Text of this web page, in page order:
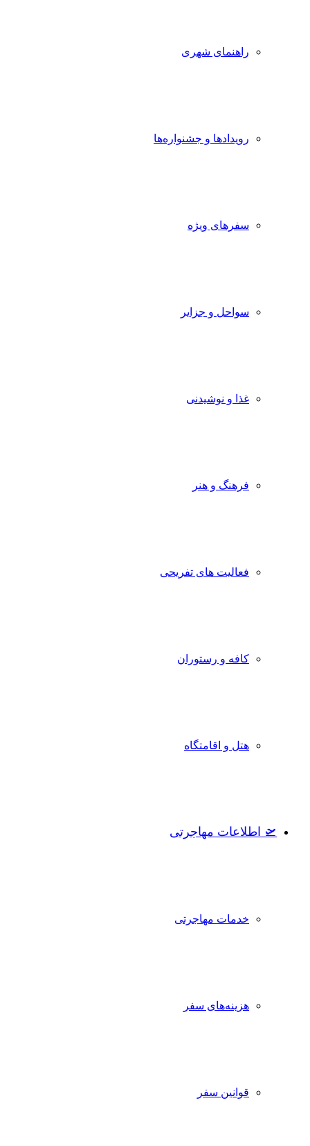
راهنمای شهری
رویدادها و جشنواره‌ها
سفرهای ویژه
سواحل و جزایر
غذا و نوشیدنی
فرهنگ و هنر
فعالیت های تفریحی
کافه و رستوران
هتل و اقامتگاه
🛫 اطلاعات مهاجرتی
خدمات مهاجرتی
هزینه‌های سفر
قوانین سفر